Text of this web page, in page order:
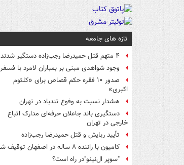
تازه های جامعه
۴ متهم قتل حمیدرضا رجب‌زاده دستگیر شدند
وجود شواهدی مبنی بر بمباران لامرد با فسفر
صدور ۱۰ فقره حکم قصاص برای «کلثوم
اکبری»
هشدار نسبت به وفوع تندباد در تهران
دستگیری باند جاعلان حرفه‌ای مدارک اتباع
خارجی در تهران
تأیید ربایش و قتل حمیدرضا رجب‌زاده
کامیون با راننده ۸ ساله در اصفهان توقیف شد
"سوپر ال‌نینو"در راه است؟